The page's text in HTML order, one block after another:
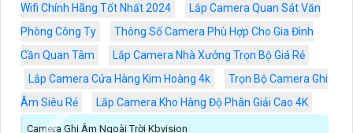
Wifi Chính Hãng Tốt Nhất 2024
Lắp Camera Quan Sát Văn
Phòng Công Ty
Thông Số Camera Phù Hợp Cho Gia Đình
Cần Quan Tâm
Lắp Camera Nhà Xưởng Trọn Bộ Giá Rẻ
Lắp Camera Cửa Hàng Kim Hoàng 4k
Trọn Bộ Camera Ghi
Âm Siêu Rẻ
Lắp Camera Kho Hàng Độ Phân Giải Cao 4K
Camera Ghi Âm Ngoài Trời Kbvision